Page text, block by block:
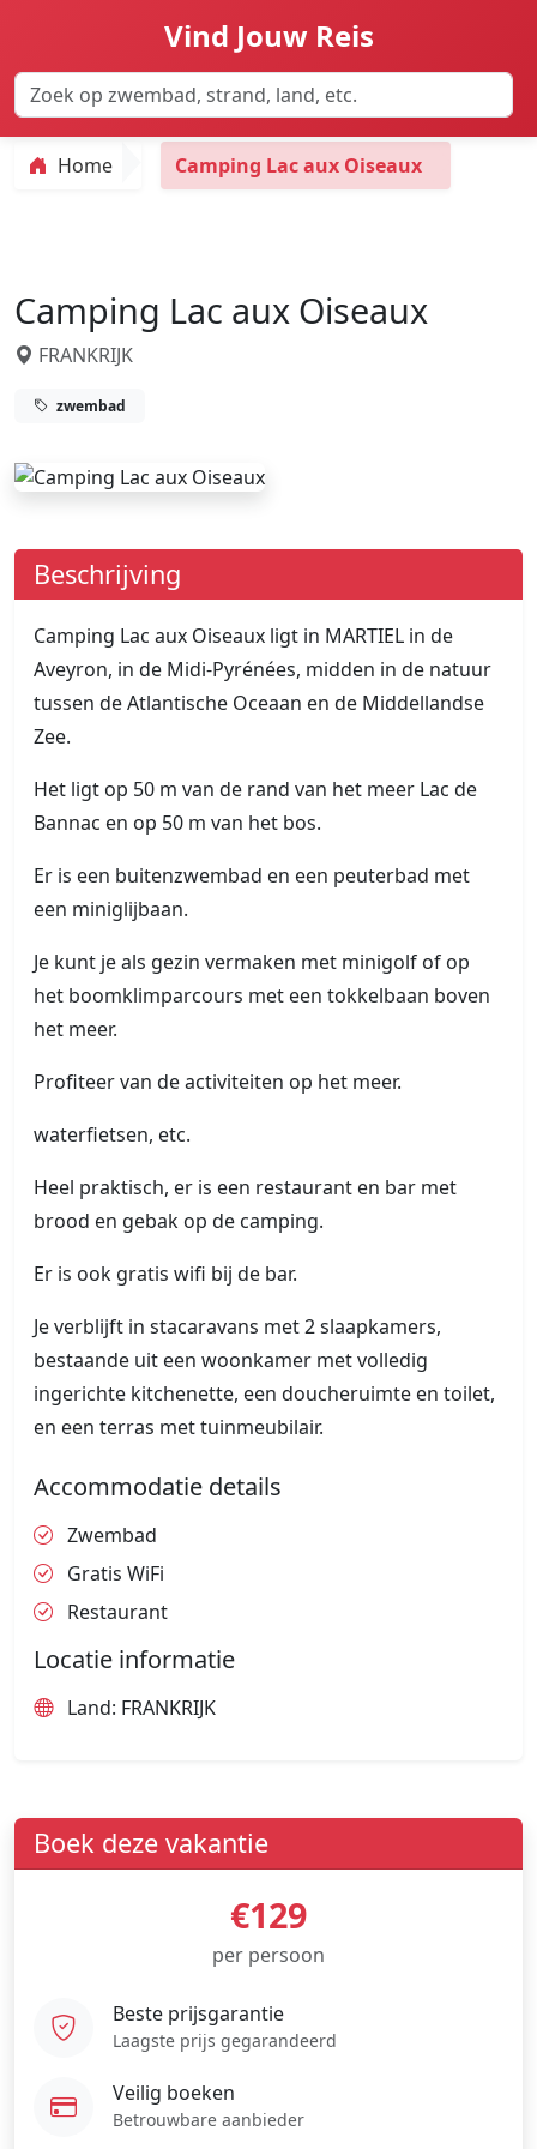
Vind Jouw Reis
Home Camping Lac aux Oiseaux
Camping Lac aux Oiseaux
FRANKRIJK
zwembad
Beschrijving
Camping Lac aux Oiseaux ligt in MARTIEL in de
Aveyron, in de Midi-Pyrénées, midden in de natuur
tussen de Atlantische Oceaan en de Middellandse
Zee.
Het ligt op 50 m van de rand van het meer Lac de
Bannac en op 50 m van het bos.
Er is een buitenzwembad en een peuterbad met
een miniglijbaan.
Je kunt je als gezin vermaken met minigolf of op
het boomklimparcours met een tokkelbaan boven
het meer.
Profiteer van de activiteiten op het meer.
waterfietsen, etc.
Heel praktisch, er is een restaurant en bar met
brood en gebak op de camping.
Er is ook gratis wifi bij de bar.
Je verblijft in stacaravans met 2 slaapkamers,
bestaande uit een woonkamer met volledig
ingerichte kitchenette, een doucheruimte en toilet,
en een terras met tuinmeubilair.
Accommodatie details
Zwembad
Gratis WiFi
Restaurant
Locatie informatie
Land: FRANKRIJK
Boek deze vakantie
€129
per persoon
Beste prijsgarantie
Laagste prijs gegarandeerd
Veilig boeken
Betrouwbare aanbieder